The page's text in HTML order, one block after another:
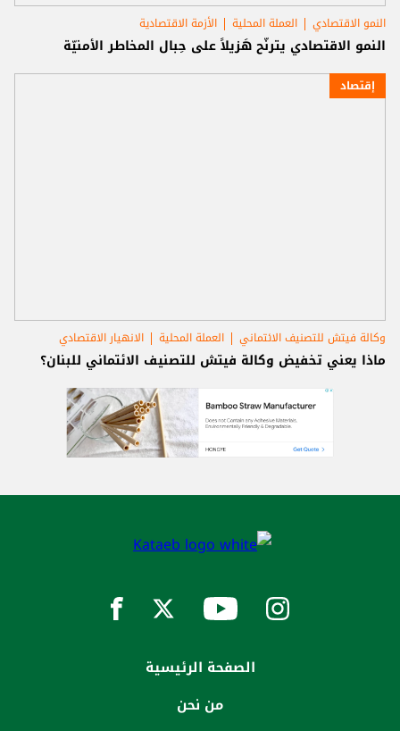
النمو الاقتصادي العملة المحلية الأزمة الاقتصادية
النمو الاقتصادي يترنَّح هَزيلاً على حِبال المخاطر الأمنيّة
إقتصاد
وكالة فيتش للتصنيف الائتماني العملة المحلية الانهيار الاقتصادي
ماذا يعني تخفيض وكالة فيتش للتصنيف الائتماني للبنان؟
الصفحة الرئيسية
من نحن